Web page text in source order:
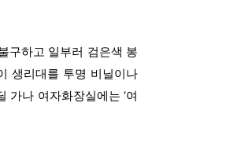
구하고 일부러 검은색 봉
생리대를 투명 비닐이나
가나 여자화장실에는 ‘여